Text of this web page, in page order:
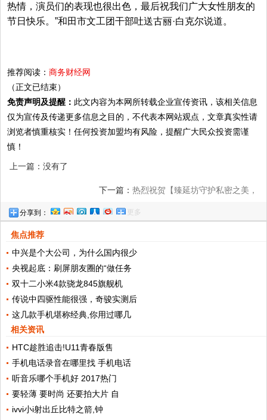
热情，演员们的表现也很出色，最后祝我们广大女性朋友的
节日快乐。”和田市文工团干部吐送古丽·白克尔说道。
推荐阅读：商务财经网
（正文已结束）
免责声明及提醒： 此文内容为本网所转载企业宣传资讯，该相关信息
仅为宣传及传递更多信息之目的，不代表本网站观点，文章真实性请
浏览者慎重核实！任何投资加盟均有风险，提醒广大民众投资需谨
慎！
上一篇：没有了
下一篇： 热烈祝贺【臻延坊守护私密之美，
分享到： 更多
焦点推荐
中兴是个大公司，为什么国内很少
央视起底：刷屏朋友圈的“做任务
双十二小米4款骁龙845旗舰机
传说中四驱性能很强，奇骏实测后
这几款手机堪称经典,你用过哪几
相关资讯
HTC趁胜追击!U11青春版售
手机电话录音在哪里找 手机电话
听音乐哪个手机好 2017热门
要轻薄 要时尚 还要拍大片 自
ivvi小i射出丘比特之箭,钟